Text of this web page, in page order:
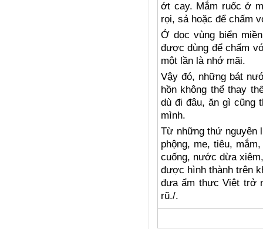
ớt cay. Mắm ruốc ở
rọi, sả hoặc để chấm
Ở dọc vùng biển
được dùng để chấm
một lần là nhớ mãi.
Vậy đó, những bát
hồn không thể thay
dù đi đâu, ăn gì cũng
mình.
Từ những thứ nguyên
phộng, me, tiêu,
cuống, nước dừa
được hình thành trên
đưa ẩm thực Việt trở
rũ./.